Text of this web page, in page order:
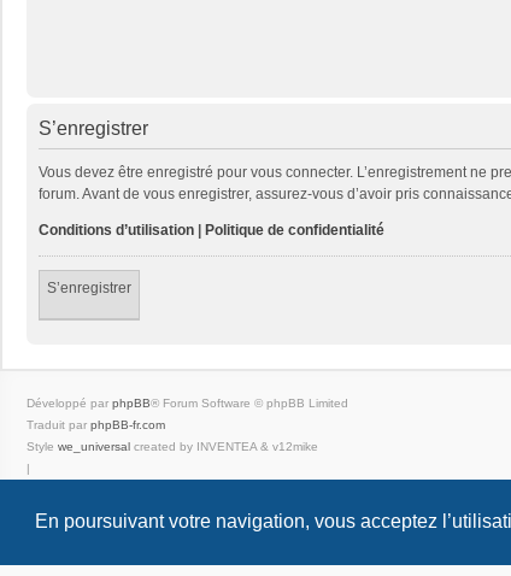
En poursuivant votre navigation, vous acceptez
S’enregistrer
Vous devez être enregistré pour vous connecter. L’enregistrement ne
forum. Avant de vous enregistrer, assurez-vous d’avoir pris
Conditions d’utilisation | Politique de confidentialité
S’enregistrer
Développé par phpBB® Forum Software © phpBB Limited
Traduit par phpBB-fr.com
Style we_universal created by INVENTEA & v12mike
|